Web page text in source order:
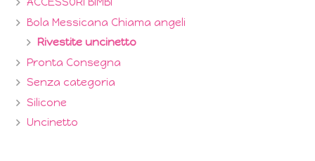
Bola Messicana Chiama angeli
Rivestite uncinetto
Pronta Consegna
Senza categoria
Silicone
Uncinetto